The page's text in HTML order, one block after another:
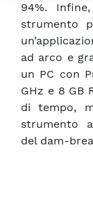
94%.
strumento
ad arco e
un PC con
GHz e 8 GB
di tempo,
strumento
del dam-